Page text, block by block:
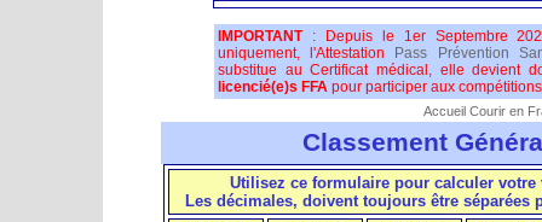
IMPORTANT: Depuis le 1er Septembre
uniquement, l'Attestation
Pass Prévention
substitue au Certificat médical, elle devient
licencié(e)s FFA pour participer aux
Accueil Courir en
Classement
Utilisez ce formulaire pour calculer votre
Les décimales, doivent toujours être séparées